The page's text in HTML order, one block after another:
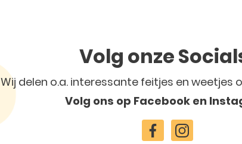
Volg onze
Wij delen o.a. interessante feitjes en weetjes
Volg ons op Facebook en